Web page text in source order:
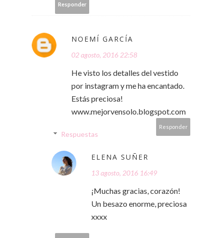
Responder
NOEMÍ GARCÍA
02 agosto, 2016 22:58
He visto los detalles del vestido
por instagram y me ha encantado.
Estás preciosa!
www.mejorvensolo.blogspot.com
Responder
Respuestas
ELENA SUÑER
13 agosto, 2016 16:49
¡Muchas gracias, corazón!
Un besazo enorme, preciosa
xxxx